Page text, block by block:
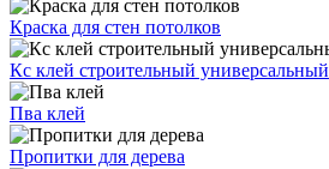
Краска для стен потолков
Кс клей строительный универсальный
Пва клей
Пропитки для дерева